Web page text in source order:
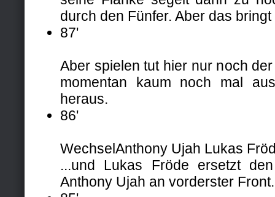
durch den Fünfer. Aber das
87'
Aber spielen tut hier nur noch
momentan kaum noch mal
heraus.
86'
Wechsel Anthony Ujah Lukas
...und Lukas Fröde ersetzt
Anthony Ujah an vorderster Front.